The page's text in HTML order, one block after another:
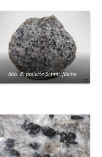
Abb. 8: polierte Schnittfläche